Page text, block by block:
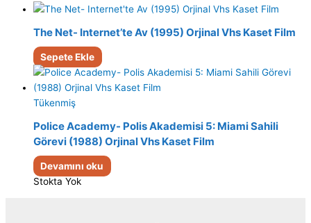
The Net- Internet’te Av (1995) Orjinal Vhs Kaset Film
Sepete Ekle
Tükenmiş
Police Academy- Polis Akademisi 5: Miami Sahili
Görevi (1988) Orjinal Vhs Kaset Film
Devamını oku
Stokta Yok